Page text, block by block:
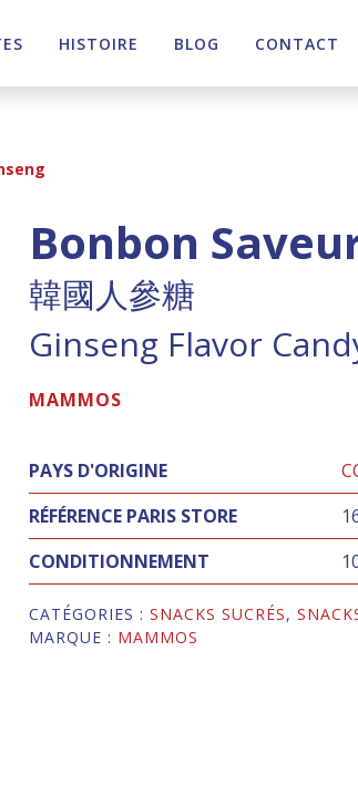
HISTOIRE BLOG CONTACT
Bonbon
韓國人參糖
Ginseng Flavor
MAMMOS
PAYS D'ORIGINE
RÉFÉRENCE PARIS STORE
CONDITIONNEMENT
CATÉGORIES :SNACKS SUCRÉS,
MARQUE : MAMMOS